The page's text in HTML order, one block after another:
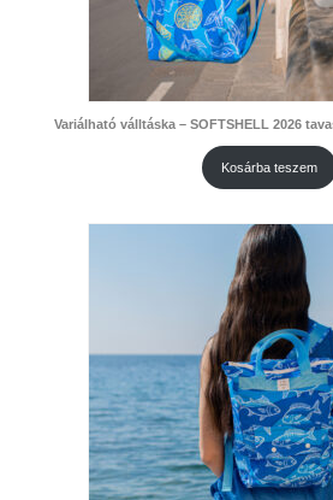
Variálható válltáska – SOFTSHELL 2026
Kosárba teszem